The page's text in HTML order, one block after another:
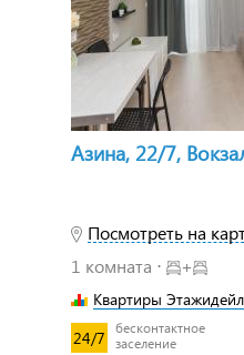
Азина, 22/7,
Посмотреть на
1 комната ⋅
+
Квартиры
24/7
бесконтактное
заселение